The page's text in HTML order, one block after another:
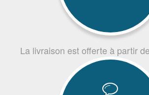
La livraison est offerte à partir